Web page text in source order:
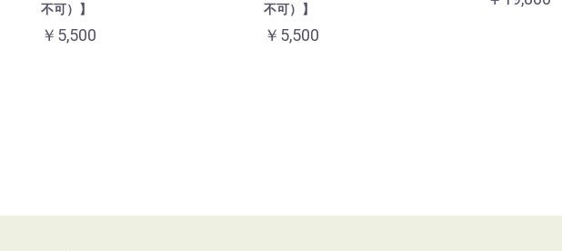
不可）】
￥5,500
不可）】
￥5,500